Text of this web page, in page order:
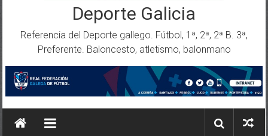
Deporte Galicia
Referencia del Deporte gallego. Fútbol, 1ª, 2ª, 2ª B. 3ª,
Preferente. Baloncesto, atletismo, balonmano